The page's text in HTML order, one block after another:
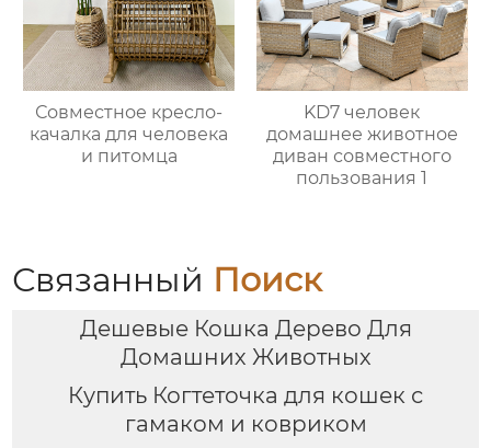
Совместное кресло-
качалка для человека
и питомца
KD7 человек
домашнее животное
диван совместного
пользования 1
Связанный Поиск
Дешевые Кошка Дерево Для
Домашних Животных
Купить Когтеточка для кошек с
гамаком и ковриком